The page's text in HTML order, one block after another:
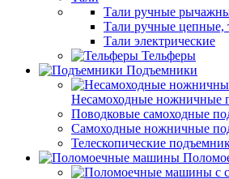
Тали ручные
Тали ручные цепные,
Тали электрические
Тельферы
Подъемники
Несамоходные ножничные
Поводковые самоходные
Самоходные ножничные
Телескопические